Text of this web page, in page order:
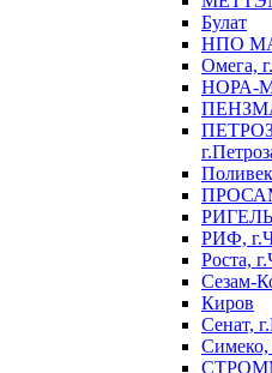
Булат
НПО
Омега,
НОРА-
ПРОСАМ
РИГЕЛЬ
РИФ,
Роста,
Сезам-
Киров
Сенат,
Симеко,